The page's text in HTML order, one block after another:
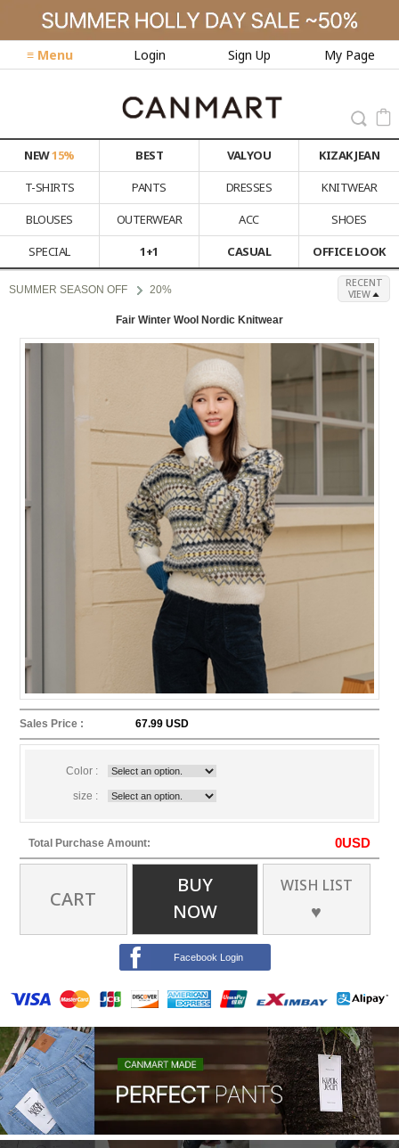
≡ Menu Login Sign Up My Page
NEW15% BEST VALYOU
KIZAK JEAN
T-SHIRTS
PANTS DRESSES
KNITWEAR
BLOUSES
OUTERWEAR ACC
SHOES
SPECIAL
1+1 CASUAL OFFICE LOOK
SUMMER SEASON OFF 20%
RECENT
VIEW
Fair Winter Wool Nordic Knitwear
Sales Price : 67.99 USD
Color :
size :
Total Purchase Amount: 0USD
CART
BUY
NOW
WISH LIST
♥
Facebook Login